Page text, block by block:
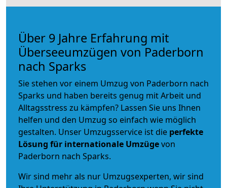
Über 9 Jahre Erfahrung mit
Überseeumzügen von Paderborn
nach Sparks
Sie stehen vor einem Umzug von Paderborn nach
Sparks und haben bereits genug mit Arbeit und
Alltagsstress zu kämpfen? Lassen Sie uns Ihnen
helfen und den Umzug so einfach wie möglich
gestalten. Unser Umzugsservice ist die perfekte
Lösung für internationale Umzügevon
Paderborn nach Sparks.
Wir sind mehr als nur Umzugsexperten, wir sind